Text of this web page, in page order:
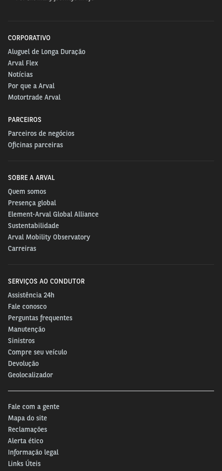
CORPORATIVO
Aluguel de Longa Duração
Arval Flex
Notícias
Por que a Arval
Motortrade Arval
PARCEIROS
Parceiros de negócios
Oficinas parceiras
SOBRE A ARVAL
Quem somos
Presença global
Element-Arval Global Alliance
Sustentabilidade
Arval Mobility Observatory
Carreiras
SERVIÇOS AO CONDUTOR
Assistência 24h
Fale conosco
Perguntas frequentes
Manutenção
Sinistros
Compre seu veículo
Devolução
Geolocalizador
Fale com a gente
Mapa do site
Reclamações
Alerta ético
Informação legal
Links Úteis